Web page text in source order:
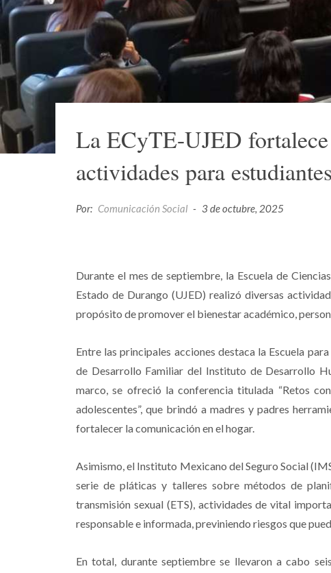
La ECyTE-UJED
actividades para
Por: Comunicación Social - 3 de octubre, 2025
Durante el mes de septiembre, la Escuela de
Estado de Durango (UJED) realizó diversas
propósito de promover el bienestar académico,
Entre las principales acciones destaca la Escuela
de Desarrollo Familiar del Instituto de Desarrollo
marco, se ofreció la conferencia titulada “Retos
adolescentes”, que brindó a madres y padres
fortalecer la comunicación en el hogar.
Asimismo, el Instituto Mexicano del Seguro Social
serie de pláticas y talleres sobre métodos de
transmisión sexual (ETS), actividades de vital
responsable e informada, previniendo riesgos que
En total, durante septiembre se llevaron a cabo